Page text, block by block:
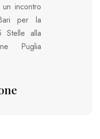
incontro
per la
Stelle alla
Puglia